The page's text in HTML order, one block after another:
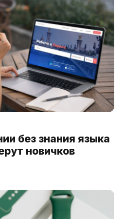
без знания языка
новичков